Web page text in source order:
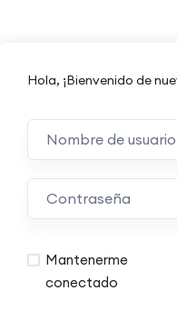
Hola, ¡Bienvenido de
Mantenerme
conectado